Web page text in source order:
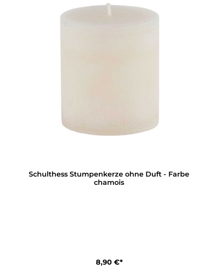
Schulthess Stumpenkerze ohne Duft - Farbe
chamois
8,90 €*